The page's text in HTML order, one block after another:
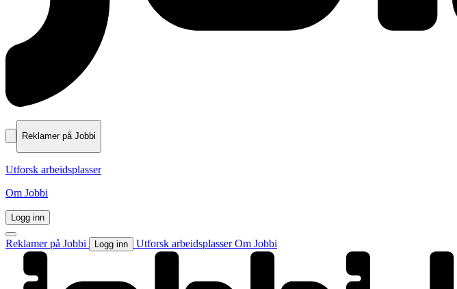
Reklamer på Jobbi
Utforsk arbeidsplasser
Om Jobbi
Logg inn
Reklamer på Jobbi Logg inn Utforsk arbeidsplasserOm Jobbi